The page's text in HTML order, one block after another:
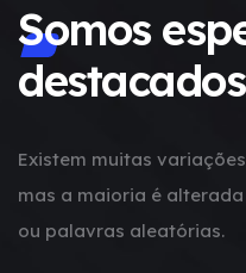
Somos
Existem muitas
mas a maioria é
ou palavras aleatórias.